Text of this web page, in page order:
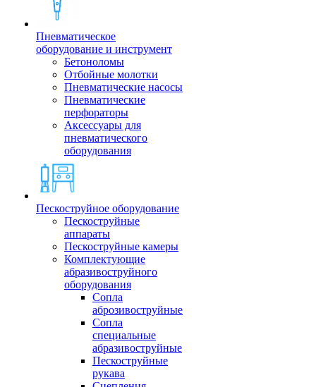
Пневматическое
оборудование и инструмент
Бетоноломы
Отбойные молотки
Пневматические насосы
Пневматические
перфораторы
Аксессуары для
пневматического
оборудования
Пескоструйное оборудование
Пескоструйные
аппараты
Пескоструйные камеры
Комплектующие
абразивоструйного
оборудования
Сопла
аброзивоструйные
Сопла
специальные
абразивоструйные
Пескоструйные
рукава